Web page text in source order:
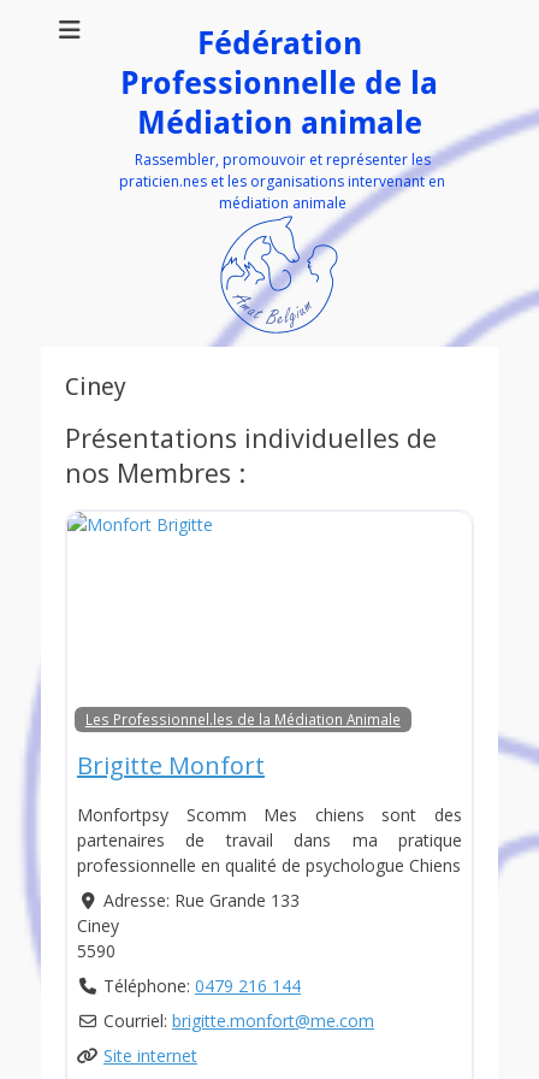
Fédération
Professionnelle de la
Médiation animale
Rassembler, promouvoir et représenter les
praticien.nes et les organisations intervenant en
médiation animale
Ciney
Présentations individuelles de
nos Membres :
Les Professionnel.les de la Médiation Animale
Brigitte Monfort
Monfortpsy Scomm Mes chiens sont des
partenaires de travail dans ma pratique
professionnelle en qualité de psychologue Chiens
Adresse: Rue Grande 133
Ciney
5590
Téléphone: 0479 216 144
Courriel: brigitte.monfort@me.com
Site internet